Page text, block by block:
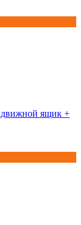
ящик +